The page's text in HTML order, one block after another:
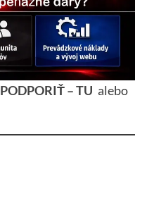
PODPORIŤ – TU alebo